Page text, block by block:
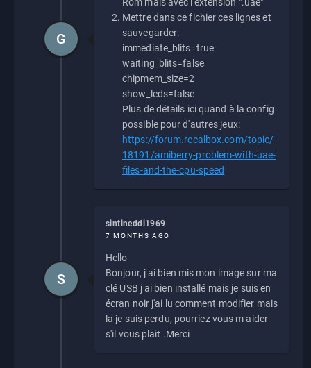
Rom mais avec l'extension ".uae"
Mettre dans ce fichier ces lignes et
sauvegarder:
immediate_blits=true
waiting_blits=false
chipmem_size=2
show_leds=false
Plus de détails ici quand à la config
possible pour d'autres jeux:
https://forum.recalbox.com/topic/
18191/amiberry-problem-with-uae-
files-and-the-cpu-speed
G
sintineddi1969
7 MONTHS AGO
Hello
Bonjour, j ai bien mis mon image sur ma
clé USB j ai bien installé mais je suis en
écran noir j'ai lu comment modifier mais
la je suis perdu, pourriez vous m aider
s'il vous plait .Merci
S